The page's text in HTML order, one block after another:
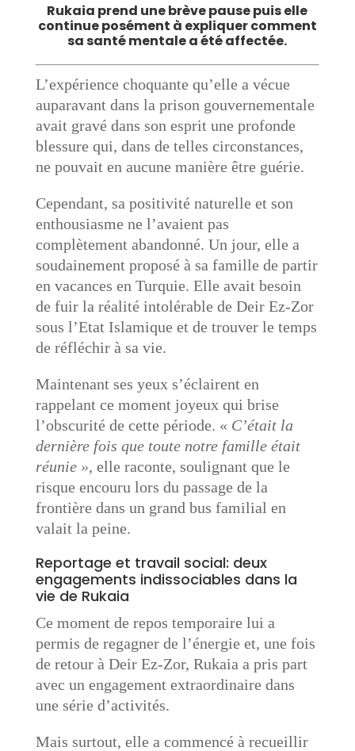
Rukaia prend une brève pause puis elle
continue posément à expliquer comment
sa santé mentale a été affectée.
L’expérience choquante qu’elle a vécue
auparavant dans la prison gouvernementale
avait gravé dans son esprit une profonde
blessure qui, dans de telles circonstances,
ne pouvait en aucune manière être guérie.
Cependant, sa positivité naturelle et son
enthousiasme ne l’avaient pas
complètement abandonné. Un jour, elle a
soudainement proposé à sa famille de partir
en vacances en Turquie. Elle avait besoin
de fuir la réalité intolérable de Deir Ez-Zor
sous l’Etat Islamique et de trouver le temps
de réfléchir à sa vie.
Maintenant ses yeux s’éclairent en
rappelant ce moment joyeux qui brise
l’obscurité de cette période. « C’était la
dernière fois que toute notre famille était
réunie », elle raconte, soulignant que le
risque encouru lors du passage de la
frontière dans un grand bus familial en
valait la peine.
Reportage et travail social: deux
engagements indissociables dans la
vie de Rukaia
Ce moment de repos temporaire lui a
permis de regagner de l’énergie et, une fois
de retour à Deir Ez-Zor, Rukaia a pris part
avec un engagement extraordinaire dans
une série d’activités.
Mais surtout, elle a commencé à recueillir